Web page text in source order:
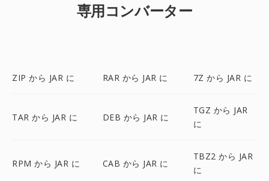
専用コンバーター
ZIP から JAR に RAR から JAR に 7Z から JAR に
TAR から JAR に DEB から JAR に
TGZ から JAR
に
RPM から JAR に CAB から JAR に
TBZ2 から JAR
に